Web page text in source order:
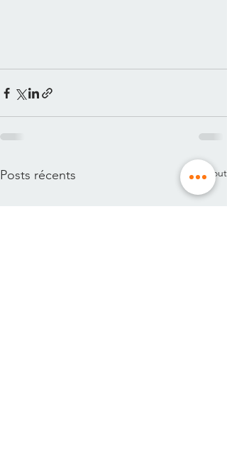
Posts récents Voir tout